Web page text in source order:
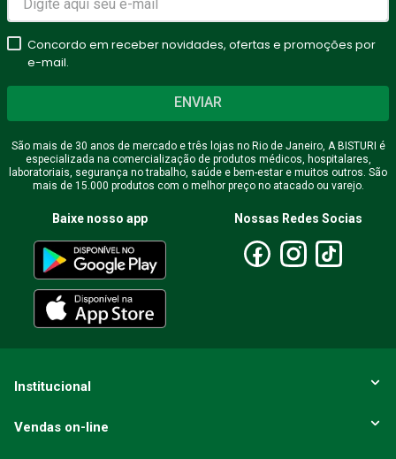
Concordo em receber novidades, ofertas e promoções por
e-mail.
ENVIAR
São mais de 30 anos de mercado e três lojas no Rio de Janeiro, A BISTURI é
especializada na comercialização de produtos médicos, hospitalares,
laboratoriais, segurança no trabalho, saúde e bem-estar e muitos outros. São
mais de 15.000 produtos com o melhor preço no atacado ou varejo.
Baixe nosso app Nossas Redes Socias
Institucional
Vendas on-line